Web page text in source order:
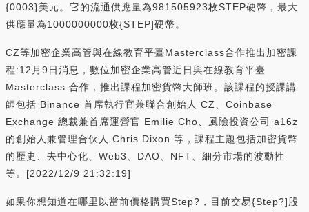
{0003}美元。它的流通供應量為981505923枚STEP硬幣，最大
供應量為1000000000枚{STEP]硬幣。
CZ等加密企業高管與在線教育平臺Masterclass合作推出加密課
程:12月9日消息，數位加密企業高管近日與在線教育平臺
Masterclass 合作，推出課程加密貨幣大師班。該課程的授課講
師包括 Binance 首席執行官兼聯合創始人 CZ、Coinbase
Exchange 總裁兼首席運營官 Emilie Cho、風險投資公司 a16z
的創始人兼管理合伙人 Chris Dixon 等，課程主題包括加密貨幣
的歷史、去中心化、Web3、DAO、NFT、細分市場的波動性
等。[2022/12/9 21:32:19]
如果你想知道在哪里以當前價格購買Step?，目前交易{Step?]股